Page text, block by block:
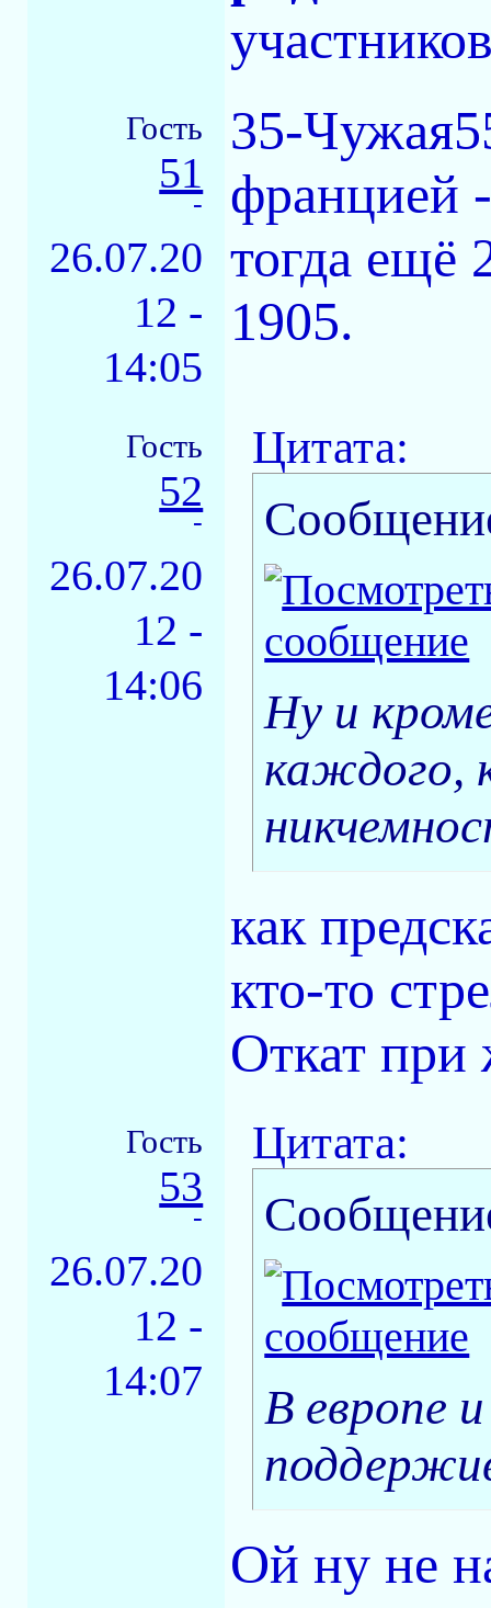
Гость
51
-
26.07.20
12 -
14:05
35-
францией
тогда ещё
1905.
Гость
52
-
26.07.20
12 -
14:06
Цитата:
Ну и
каждого,
как
кто-то
Откат
Гость
53
-
26.07.20
12 -
14:07
Цитата:
В европе
Ой ну не